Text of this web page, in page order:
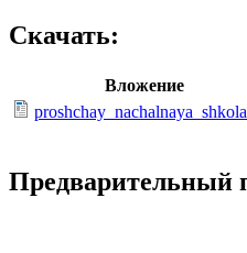
Скачать:
Вложение
Предварительный